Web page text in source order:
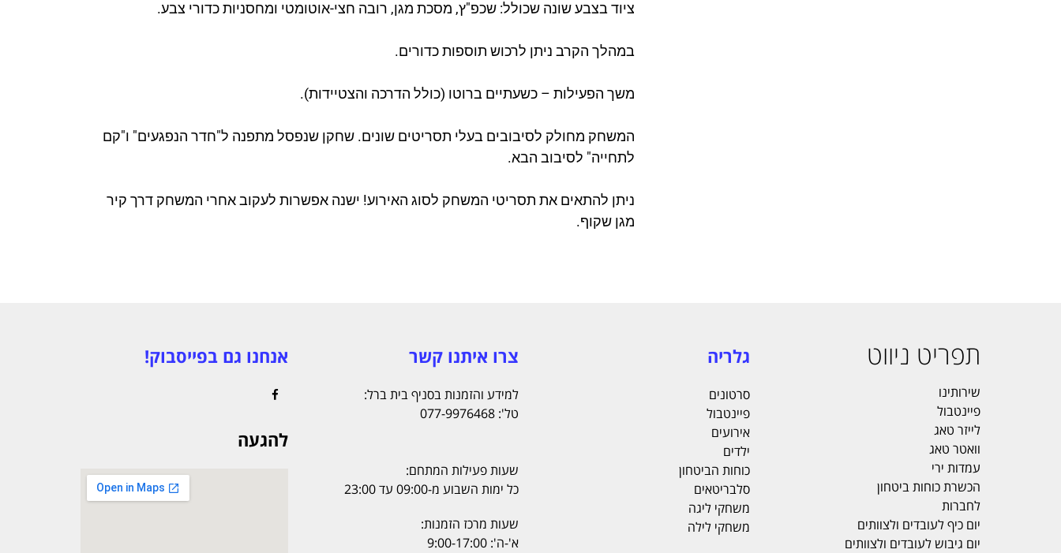
ציוד בצבע שונה שכולל: שכפ"ץ, מסכת מגן, רובה חצי-אוטומטי ומחסניות כדורי צבע.
במהלך הקרב ניתן לרכוש תוספות כדורים.
משך הפעילות – כשעתיים ברוטו (כולל הדרכה והצטיידות).
המשחק מחולק לסיבובים בעלי תסריטים שונים. שחקן שנפסל מתפנה ל"חדר הנפגעים" ו"קם
לתחייה" לסיבוב הבא.
ניתן להתאים את תסריטי המשחק לסוג האירוע! ישנה אפשרות לעקוב אחרי המשחק דרך קיר
מגן שקוף.
תפריט ניווט
שירותינו
פיינטבול
לייזר טאג
וואטר טאג
עמדות ירי
הכשרת כוחות ביטחון
לחברות
יום כיף לעובדים ולצוותים
יום גיבוש לעובדים ולצוותים
גלריה
סרטונים
פיינטבול
אירועים
ילדים
כוחות הביטחון
סלבריטאים
משחקי ליגה
משחקי לילה
צרו איתנו קשר
למידע והזמנות בסניף בית ברל:
טל': 077-9976468
שעות פעילות המתחם:
כל ימות השבוע מ-09:00 עד 23:00
שעות מרכז הזמנות:
א'-ה': 9:00-17:00
אנחנו גם בפייסבוק!
להגעה